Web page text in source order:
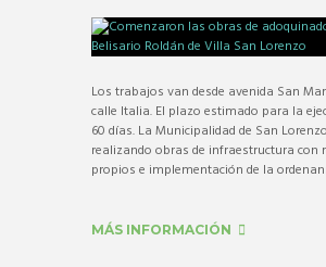
Los trabajos van desde avenida San
calle Italia. El plazo estimado para la
60 días. La Municipalidad de San
realizando obras de infraestructura con
propios e implementación de la
MÁS INFORMACIÓN